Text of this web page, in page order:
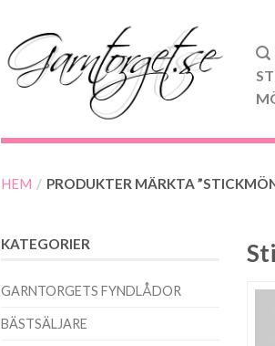
HEM / PRODUKTER MÄRKTA
KATEGORIER
GARNTORGETS FYNDLÅDOR
BÄSTSÄLJARE